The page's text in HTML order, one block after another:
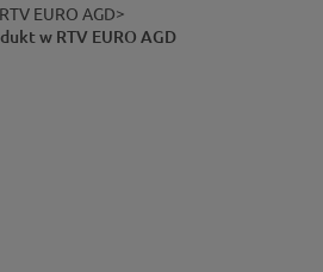
RTV EURO AGD>
w RTV EURO AGD